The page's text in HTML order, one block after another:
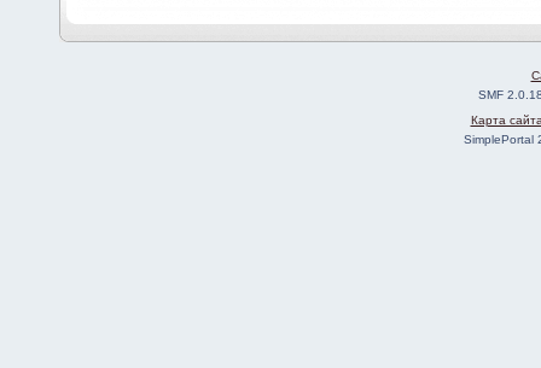
SMF
Карта
SimplePortal